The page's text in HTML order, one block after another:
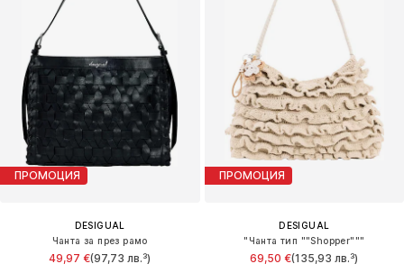
ПРОМОЦИЯ
DESIGUAL
Чанта за през рамо
49,97 €(97,73 лв.³)
ПРОМОЦИЯ
DESIGUAL
"Чанта тип ""Shopper"""
69,50 €(135,93 лв.³)